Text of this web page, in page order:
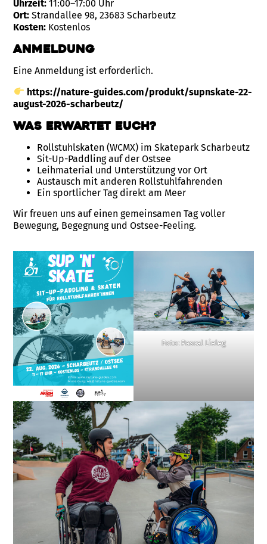
Uhrzeit: 11:00–17:00 Uhr
Ort: Strandallee 98, 23683 Scharbeutz
Kosten: Kostenlos
Anmeldung
Eine Anmeldung ist erforderlich.
https://nature-guides.com/produkt/supnskate-22-
august-2026-scharbeutz/
Was erwartet euch?
Rollstuhlskaten (WCMX) im Skatepark Scharbeutz
Sit-Up-Paddling auf der Ostsee
Leihmaterial und Unterstützung vor Ort
Austausch mit anderen Rollstuhlfahrenden
Ein sportlicher Tag direkt am Meer
Wir freuen uns auf einen gemeinsamen Tag voller
Bewegung, Begegnung und Ostsee-Feeling.
Foto: Pascal Lieleg